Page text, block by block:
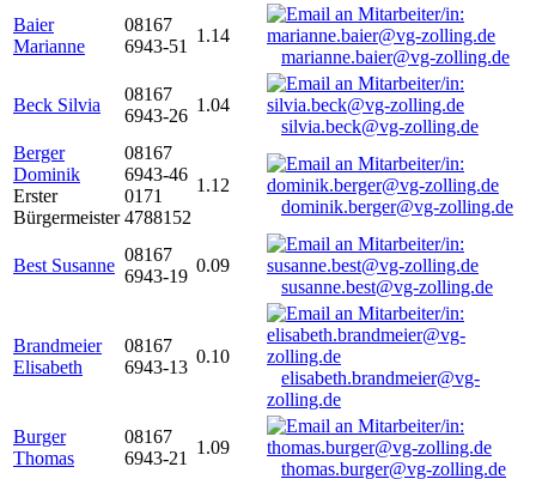
Baier
Marianne
08167
6943-51
1.14
marianne.baier@vg-zolling.de
Beck Silvia
08167
6943-26
1.04
silvia.beck@vg-zolling.de
Berger
Dominik
Erster
Bürgermeister
08167
6943-46
0171
4788152
1.12
dominik.berger@vg-zolling.de
Best Susanne
08167
6943-19
0.09
susanne.best@vg-zolling.de
Brandmeier
Elisabeth
08167
6943-13
0.10
elisabeth.brandmeier@vg-
zolling.de
Burger
Thomas
08167
6943-21
1.09
thomas.burger@vg-zolling.de